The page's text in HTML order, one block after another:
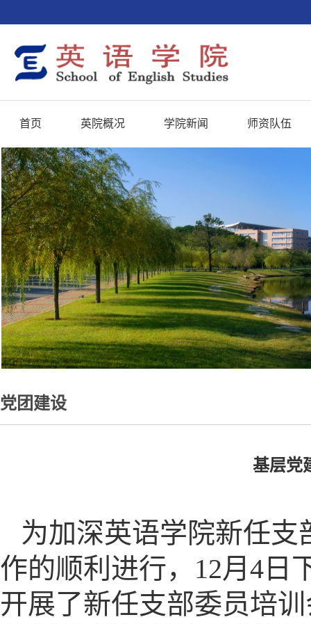
首页 英院概况 学院新闻 师资队伍
党团建设
基层党
为加深英语学院新任
作的顺利进行，12月4日
开展了新任支部委员培